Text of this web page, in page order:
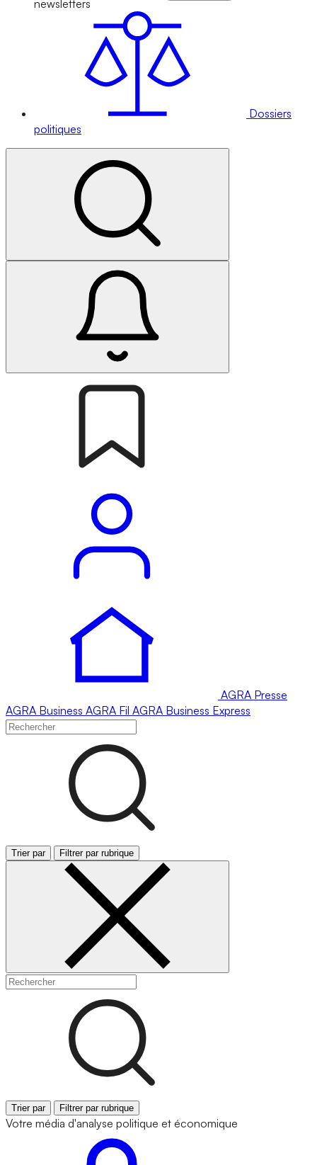
newsletters
Dossiers
politiques
AGRA Presse
AGRA Business AGRA Fil AGRA Business Express
Trier par Filtrer par rubrique
Trier par Filtrer par rubrique
Votre média d'analyse politique et économique